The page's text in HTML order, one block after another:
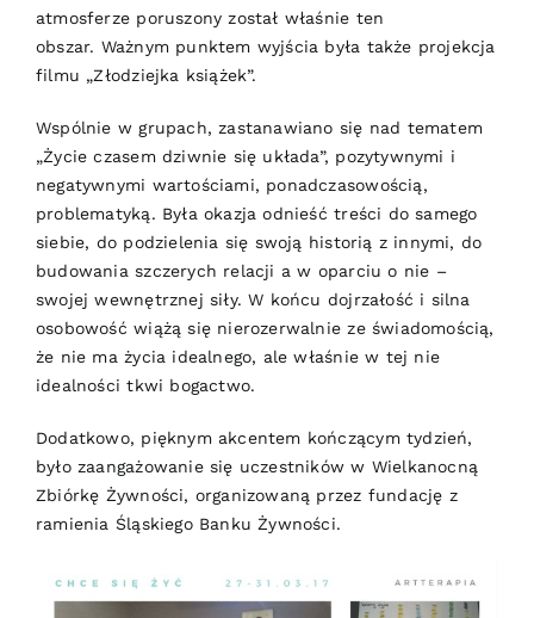
atmosferze poruszony został właśnie ten
obszar. Ważnym punktem wyjścia była także projekcja
filmu „Złodziejka książek”.
Wspólnie w grupach, zastanawiano się nad tematem
„Życie czasem dziwnie się układa”, pozytywnymi i
negatywnymi wartościami, ponadczasowością,
problematyką. Była okazja odnieść treści do samego
siebie, do podzielenia się swoją historią z innymi, do
budowania szczerych relacji a w oparciu o nie –
swojej wewnętrznej siły. W końcu dojrzałość i silna
osobowość wiążą się nierozerwalnie ze świadomością,
że nie ma życia idealnego, ale właśnie w tej nie
idealności tkwi bogactwo.
Dodatkowo, pięknym akcentem kończącym tydzień,
było zaangażowanie się uczestników w Wielkanocną
Zbiórkę Żywności, organizowaną przez fundację z
ramienia Śląskiego Banku Żywności.